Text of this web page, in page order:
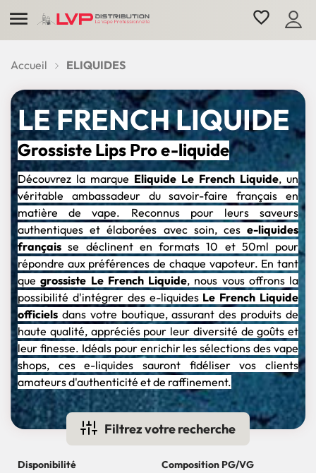
 favorite_border
Accueil ELIQUIDES
LE FRENCH LIQUIDE
Grossiste Lips Pro e-liquide
Découvrez la marque Eliquide Le French Liquide, un
véritable ambassadeur du savoir-faire français en
matière de vape. Reconnus pour leurs saveurs
authentiques et élaborées avec soin, ces e-liquides
français se déclinent en formats 10 et 50ml pour
répondre aux préférences de chaque vapoteur. En tant
quegrossiste Le French Liquide, nous vous offrons la
possibilité d'intégrer des e-liquides Le French Liquide
officiels dans votre boutique, assurant des produits de
haute qualité, appréciés pour leur diversité de goûts et
leur finesse. Idéals pour enrichir les sélections des vape
shops, ces e-liquides sauront fidéliser vos clients
amateurs d'authenticité et de raffinement.
Filtrez votre recherche
Disponibilité Composition PG/VG